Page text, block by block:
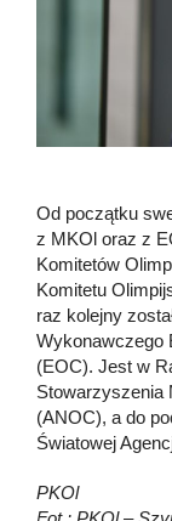
Od początku
z MKOl oraz z
Komitetów
Komitetu
raz kolejny
Wykonawczego
(EOC). Jest w
Stowarzyszenia
(ANOC), a do
Światowej
PKOl